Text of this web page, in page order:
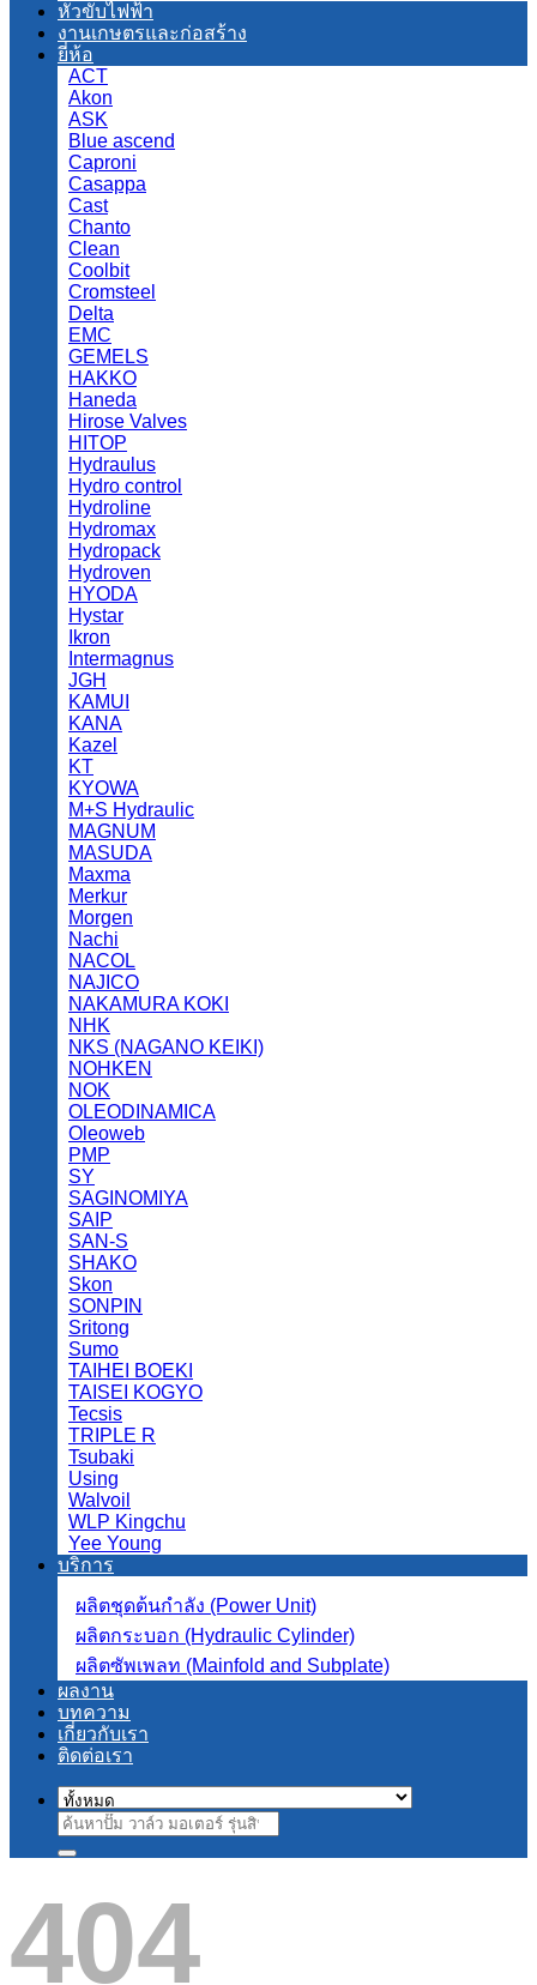
หัวขับไฟฟ้า
งานเกษตรและก่อสร้าง
ยี่ห้อ
ACT
Akon
ASK
Blue ascend
Caproni
Casappa
Cast
Chanto
Clean
Coolbit
Cromsteel
Delta
EMC
GEMELS
HAKKO
Haneda
Hirose Valves
HITOP
Hydraulus
Hydro control
Hydroline
Hydromax
Hydropack
Hydroven
HYODA
Hystar
Ikron
Intermagnus
JGH
KAMUI
KANA
Kazel
KT
KYOWA
M+S Hydraulic
MAGNUM
MASUDA
Maxma
Merkur
Morgen
Nachi
NACOL
NAJICO
NAKAMURA KOKI
NHK
NKS (NAGANO KEIKI)
NOHKEN
NOK
OLEODINAMICA
Oleoweb
PMP
SY
SAGINOMIYA
SAIP
SAN-S
SHAKO
Skon
SONPIN
Sritong
Sumo
TAIHEI BOEKI
TAISEI KOGYO
Tecsis
TRIPLE R
Tsubaki
Using
Walvoil
WLP Kingchu
Yee Young
บริการ
ผลิตชุดต้นกำลัง (Power Unit)
ผลิตกระบอก (Hydraulic Cylinder)
ผลิตซัพเพลท (Mainfold and Subplate)
ผลงาน
บทความ
เกี่ยวกับเรา
ติดต่อเรา
ค้นหา:
404